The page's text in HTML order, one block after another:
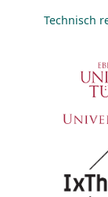
Technisch